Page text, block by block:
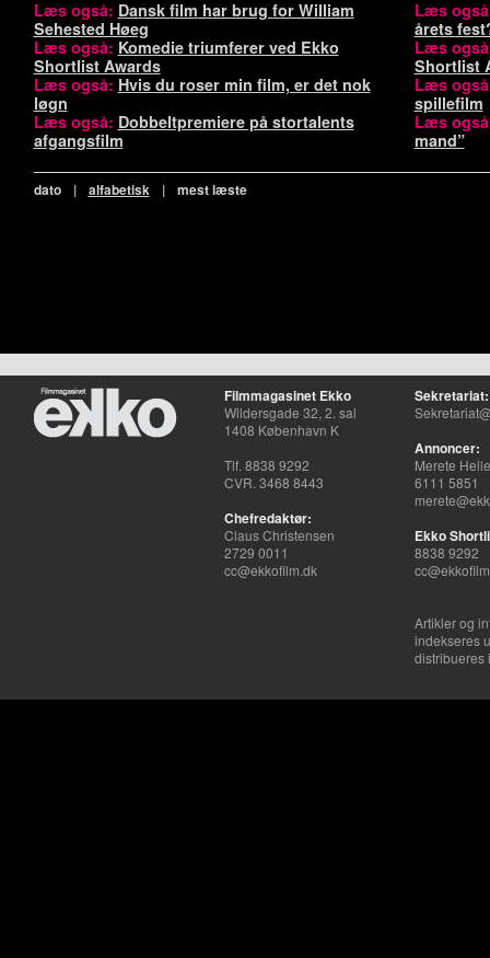
Læs også: Dansk film har brug for William
Sehested Høeg
Læs også: Komedie triumferer ved Ekko
Shortlist Awards
Læs også: Hvis du roser min film, er det nok
løgn
Læs også: Dobbeltpremiere på stortalents
afgangsfilm
Læs
årets
Læs
Shortlist
Læs
spillefilm
Læs
mand”
dato | alfabetisk | mest læste
Filmmagasinet Ekko
Wildersgade 32, 2. sal
1408 København K
Tlf. 8838 9292
CVR. 3468 8443
Chefredaktør:
Claus Christensen
2729 0011
cc@ekkofilm.dk
Sekretariat:
Annoncer:
Merete
6111 5851
Ekko
8838 9292
Artikler og
indekseres
distribueres